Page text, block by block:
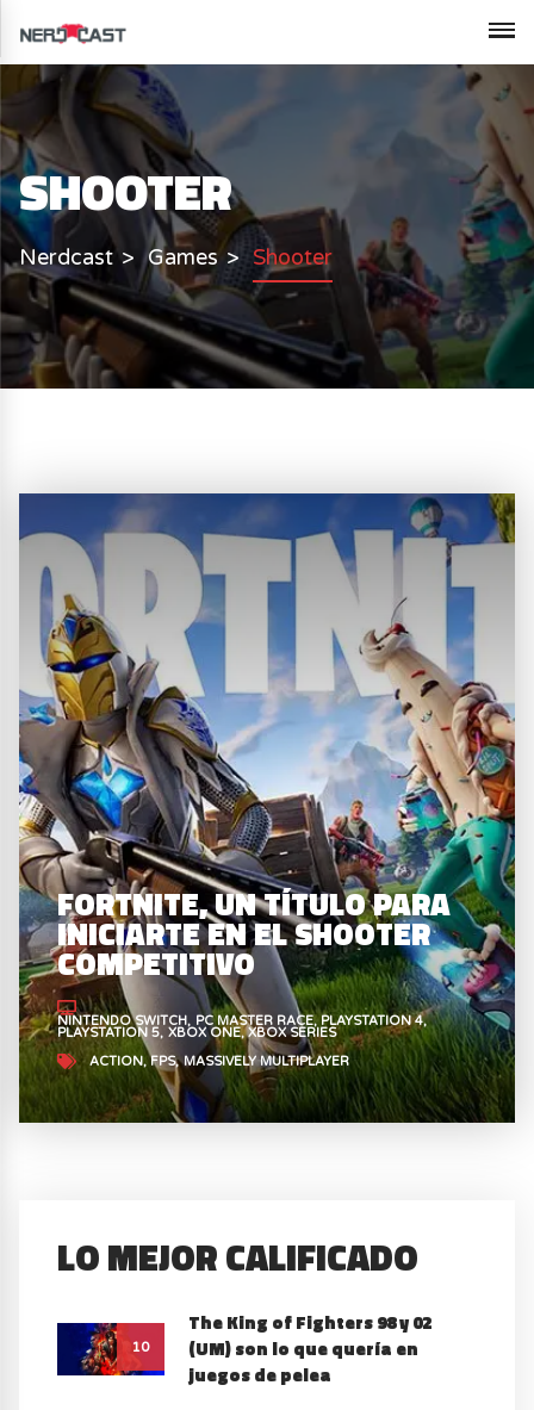
SHOOTER
Nerdcast Games Shooter
FORTNITE, UN TÍTULO PARA
INICIARTE EN EL SHOOTER
COMPETITIVO
NINTENDO SWITCH PC MASTER RACE PLAYSTATION 4
PLAYSTATION 5 XBOX ONE XBOX SERIES
ACTION FPS MASSIVELY MULTIPLAYER
LO MEJOR CALIFICADO
10
The King of Fighters 98 y 02
(UM) son lo que quería en
juegos de pelea